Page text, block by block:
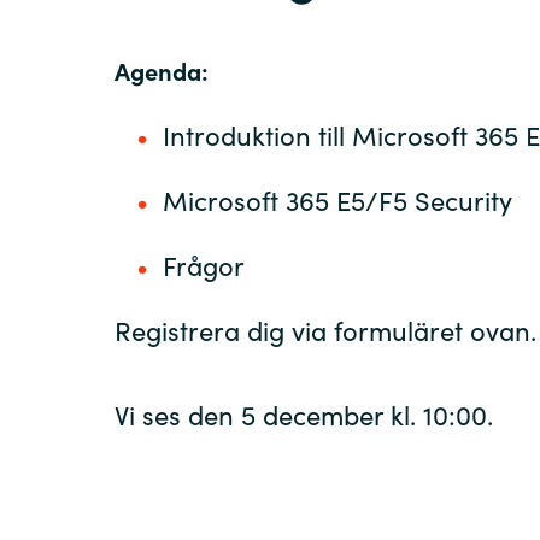
Agenda:
Introduktion till Microsoft 365
Microsoft 365 E5/F5 Security
Frågor
Registrera dig via formuläret ovan.
Vi ses den 5 december kl. 10:00.